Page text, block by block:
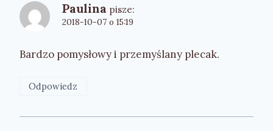
Paulina pisze:
2018-10-07 o 15:19
Bardzo pomysłowy i przemyślany plecak.
Odpowiedz